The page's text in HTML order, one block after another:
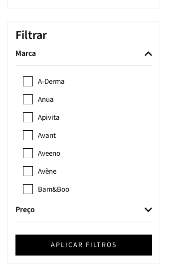
Cuidado de Dia
Contorno de Olhos
Esfoliante
Água Termal e Bruma
Produtos de Limpeza e Tónico
Água Micelar
Suplementos
Filtrar
Marca
A-Derma
Anua
Apivita
Avant
Aveeno
Avène
Bam&Boo
Beauty of Joseon
Bella Aurora
Preço
APLICAR FILTROS